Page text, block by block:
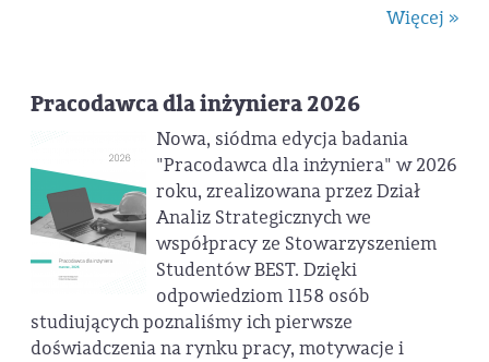
Więcej »
Pracodawca dla inżyniera 2026
Nowa, siódma edycja badania
"Pracodawca dla inżyniera" w 2026
roku, zrealizowana przez Dział
Analiz Strategicznych we
współpracy ze Stowarzyszeniem
Studentów BEST. Dzięki
odpowiedziom 1158 osób
studiujących poznaliśmy ich pierwsze
doświadczenia na rynku pracy, motywacje i